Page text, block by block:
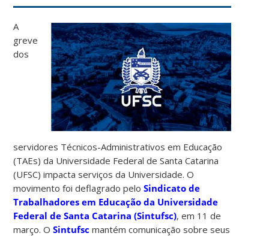
A
greve
dos
servidores Técnicos-Administrativos em Educação
(TAEs) da Universidade Federal de Santa Catarina
(UFSC)impacta serviços da Universidade.O
movimento foi deflagrado peloSindicato de
Trabalhadores em Educação da Universidade
Federal de Santa Catarina (Sintufsc), em 11 de
março. OSintufsc mantém comunicação sobre seus